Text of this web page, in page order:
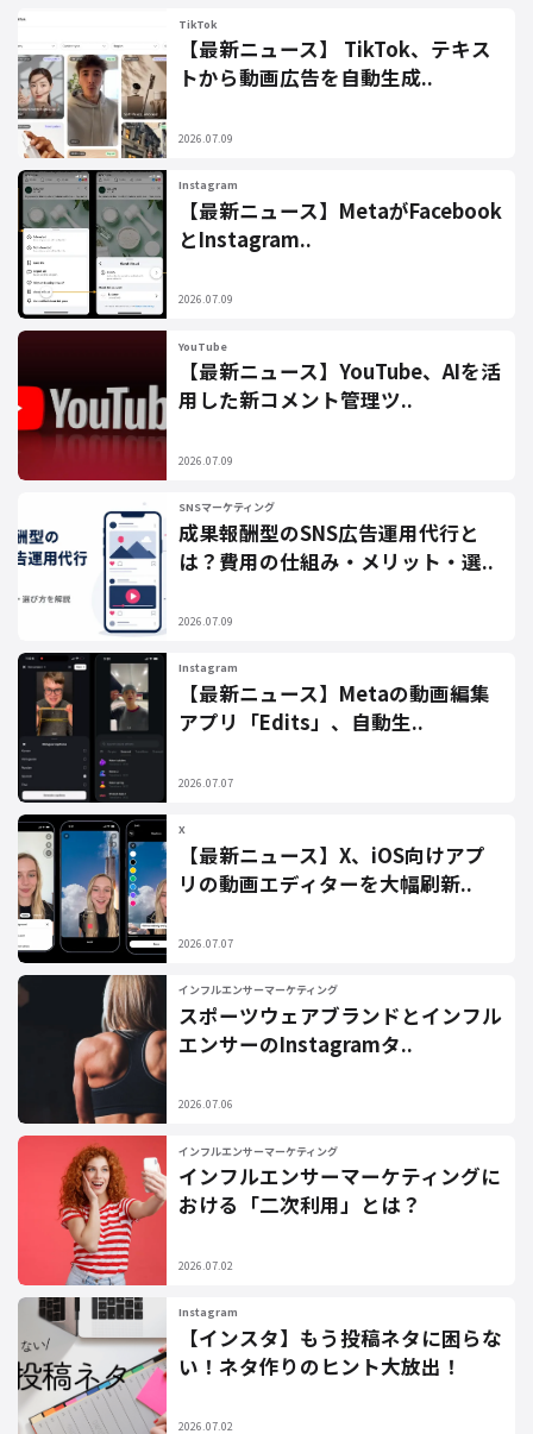
TikTok
【最新ニュース】 TikTok、テキス
トから動画広告を自動生成..
2026.07.09
Instagram
【最新ニュース】MetaがFacebook
とInstagram..
2026.07.09
YouTube
【最新ニュース】YouTube、AIを活
用した新コメント管理ツ..
2026.07.09
SNSマーケティング
成果報酬型のSNS広告運用代行と
は？費用の仕組み・メリット・選..
2026.07.09
Instagram
【最新ニュース】Metaの動画編集
アプリ「Edits」、自動生..
2026.07.07
X
【最新ニュース】X、iOS向けアプ
リの動画エディターを大幅刷新..
2026.07.07
インフルエンサーマーケティング
スポーツウェアブランドとインフル
エンサーのInstagramタ..
2026.07.06
インフルエンサーマーケティング
インフルエンサーマーケティングに
おける「二次利用」とは？
2026.07.02
Instagram
【インスタ】もう投稿ネタに困らな
い！ネタ作りのヒント大放出！
2026.07.02